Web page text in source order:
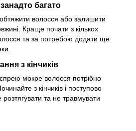
багато
волосся або залишити
Краще почати з кількох
та за потребою додати ще
з кінчиків
мокре волосся потрібно
з кінчиків і поступово
та не травмувати